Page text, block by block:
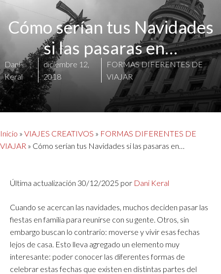
Cómo serían tus Navidades
si las pasaras en…
Dani
Keral
diciembre 12,
2018
FORMAS DIFERENTES DE
VIAJAR
Inicio » VIAJES CREATIVOS » FORMAS DIFERENTES DE
VIAJAR » Cómo serían tus Navidades si las pasaras en…
Última actualización 30/12/2025 por Dani Keral
Cuando se acercan las navidades, muchos deciden pasar las
fiestas en familia para reunirse con su gente. Otros, sin
embargo buscan lo contrario: moverse y vivir esas fechas
lejos de casa. Esto lleva agregado un elemento muy
interesante: poder conocer las diferentes formas de
celebrar estas fechas que existen en distintas partes del